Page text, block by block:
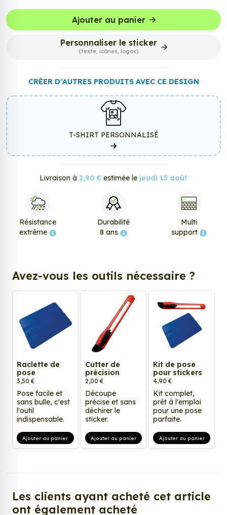
Ajouter au panier
Personnaliser le sticker
(texte, icônes, logos)
CRÉER D'AUTRES PRODUITS AVEC CE DESIGN
T-SHIRT PERSONNALISÉ
Livraison à 2,90 € estimée le jeudi 13 août
Résistance
extrême
Durabilité
8 ans
Multi
support
Avez-vous les outils nécessaire ?
Raclette de
pose
3,50 €
Pose facile et
sans bulle, c'est
l'outil
indispensable.
Ajouter au panier
Cutter de
précision
2,00 €
Découpe
précise et sans
déchirer le
sticker.
Ajouter au panier
Kit de pose
pour stickers
4,90 €
Kit complet,
prêt à l'emploi
pour une pose
parfaite.
Ajouter au panier
Les clients ayant acheté cet article
ont également acheté